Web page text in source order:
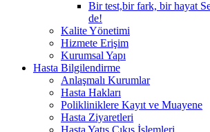
Bir test,bir fark, bir hayat
de!
Kalite Yönetimi
Hizmete Erişim
Kurumsal Yapı
Hasta Bilgilendirme
Anlaşmalı Kurumlar
Hasta Hakları
Polikliniklere Kayıt ve Muayene
Hasta Ziyaretleri
Hasta Yatış Çıkış İşlemleri